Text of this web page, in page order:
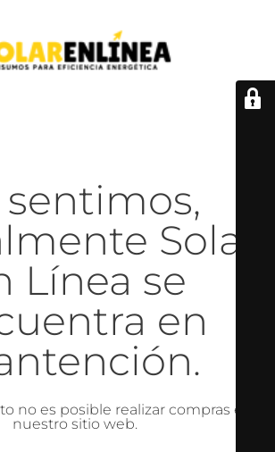
sentimos,
Solar
Línea se
en
no es posible realizar compras en
nuestro sitio web.